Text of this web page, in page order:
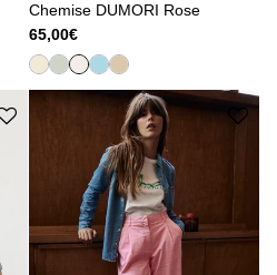
Chemise DUMORI Rose
65,00€